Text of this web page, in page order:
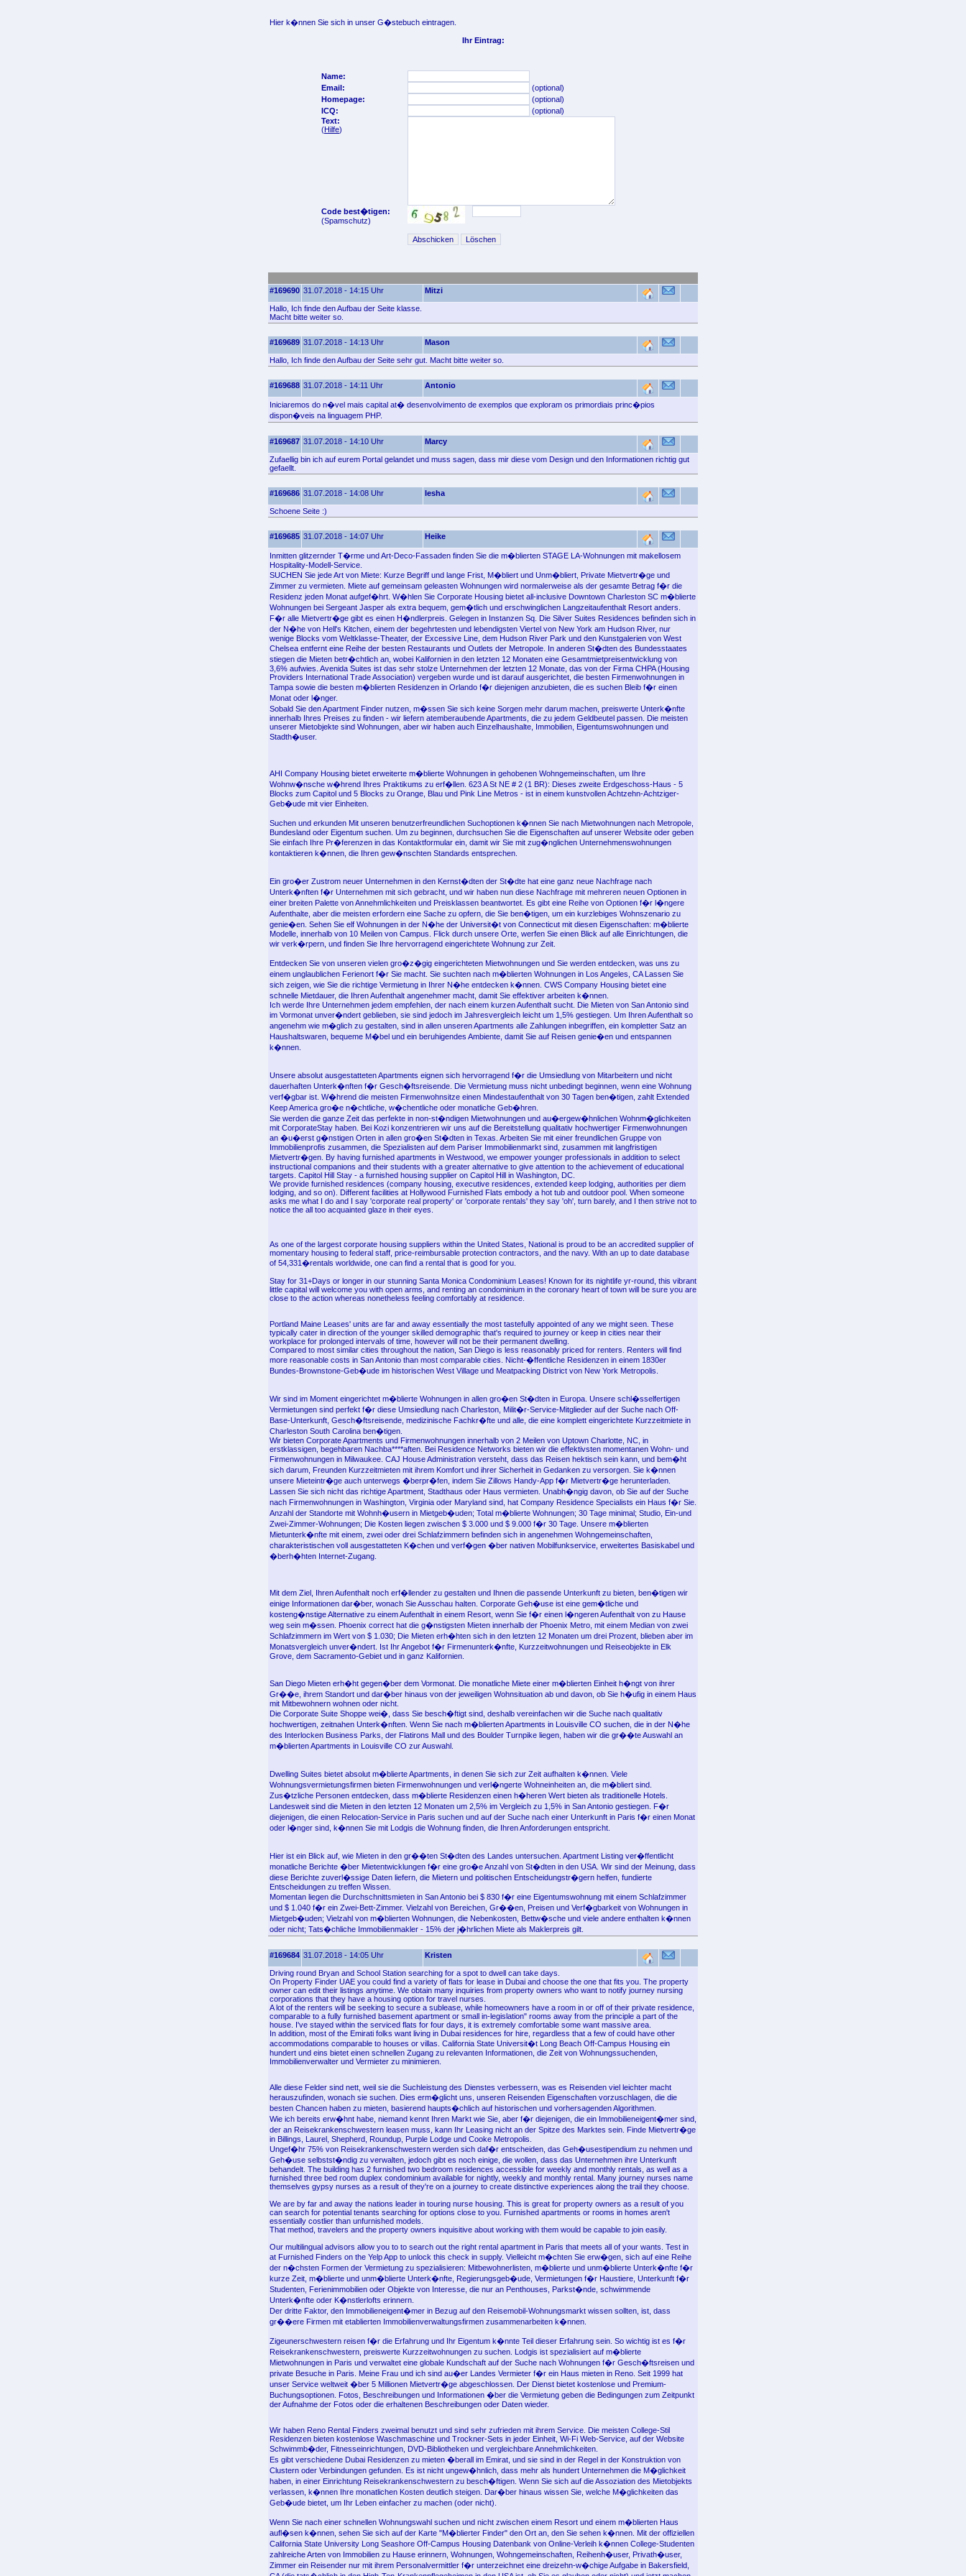
Hier k�nnen Sie sich in unser G�stebuch eintragen.
Ihr Eintrag:
Name:
Email:
(optional)
Homepage:
(optional)
ICQ:
(optional)
Text:
(Hilfe)
Code best�tigen:
(Spamschutz)
#169690 31.07.2018 - 14:15 Uhr Mitzi
Hallo, Ich finde den Aufbau der Seite klasse.
Macht bitte weiter so.
#169689 31.07.2018 - 14:13 Uhr Mason
Hallo, Ich finde den Aufbau der Seite sehr gut. Macht bitte weiter so.
#169688 31.07.2018 - 14:11 Uhr Antonio
Iniciaremos do n�vel mais capital at� desenvolvimento de exemplos que exploram os primordiais princ�pios
dispon�veis na linguagem PHP.
#169687 31.07.2018 - 14:10 Uhr Marcy
Zufaellig bin ich auf eurem Portal gelandet und muss sagen, dass mir diese vom Design und den Informationen richtig gut
gefaellt.
#169686 31.07.2018 - 14:08 Uhr Iesha
Schoene Seite :)
#169685 31.07.2018 - 14:07 Uhr Heike
Inmitten glitzernder T�rme und Art-Deco-Fassaden finden Sie die m�blierten STAGE LA-Wohnungen mit makellosem
Hospitality-Modell-Service.
SUCHEN Sie jede Art von Miete: Kurze Begriff und lange Frist, M�bliert und Unm�bliert, Private Mietvertr�ge und
Zimmer zu vermieten. Miete auf gemeinsam geleasten Wohnungen wird normalerweise als der gesamte Betrag f�r die
Residenz jeden Monat aufgef�hrt. W�hlen Sie Corporate Housing bietet all-inclusive Downtown Charleston SC m�blierte
Wohnungen bei Sergeant Jasper als extra bequem, gem�tlich und erschwinglichen Langzeitaufenthalt Resort anders.
F�r alle Mietvertr�ge gibt es einen H�ndlerpreis. Gelegen in Instanzen Sq. Die Silver Suites Residences befinden sich in
der N�he von Hell's Kitchen, einem der begehrtesten und lebendigsten Viertel von New York am Hudson River, nur
wenige Blocks vom Weltklasse-Theater, der Excessive Line, dem Hudson River Park und den Kunstgalerien von West
Chelsea entfernt eine Reihe der besten Restaurants und Outlets der Metropole. In anderen St�dten des Bundesstaates
stiegen die Mieten betr�chtlich an, wobei Kalifornien in den letzten 12 Monaten eine Gesamtmietpreisentwicklung von
3,6% aufwies. Avenida Suites ist das sehr stolze Unternehmen der letzten 12 Monate, das von der Firma CHPA (Housing
Providers International Trade Association) vergeben wurde und ist darauf ausgerichtet, die besten Firmenwohnungen in
Tampa sowie die besten m�blierten Residenzen in Orlando f�r diejenigen anzubieten, die es suchen Bleib f�r einen
Monat oder l�nger.
Sobald Sie den Apartment Finder nutzen, m�ssen Sie sich keine Sorgen mehr darum machen, preiswerte Unterk�nfte
innerhalb Ihres Preises zu finden - wir liefern atemberaubende Apartments, die zu jedem Geldbeutel passen. Die meisten
unserer Mietobjekte sind Wohnungen, aber wir haben auch Einzelhaushalte, Immobilien, Eigentumswohnungen und
Stadth�user.
AHI Company Housing bietet erweiterte m�blierte Wohnungen in gehobenen Wohngemeinschaften, um Ihre
Wohnw�nsche w�hrend Ihres Praktikums zu erf�llen. 623 A St NE # 2 (1 BR): Dieses zweite Erdgeschoss-Haus - 5
Blocks zum Capitol und 5 Blocks zu Orange, Blau und Pink Line Metros - ist in einem kunstvollen Achtzehn-Achtziger-
Geb�ude mit vier Einheiten.
Suchen und erkunden Mit unseren benutzerfreundlichen Suchoptionen k�nnen Sie nach Mietwohnungen nach Metropole,
Bundesland oder Eigentum suchen. Um zu beginnen, durchsuchen Sie die Eigenschaften auf unserer Website oder geben
Sie einfach Ihre Pr�ferenzen in das Kontaktformular ein, damit wir Sie mit zug�nglichen Unternehmenswohnungen
kontaktieren k�nnen, die Ihren gew�nschten Standards entsprechen.
Ein gro�er Zustrom neuer Unternehmen in den Kernst�dten der St�dte hat eine ganz neue Nachfrage nach
Unterk�nften f�r Unternehmen mit sich gebracht, und wir haben nun diese Nachfrage mit mehreren neuen Optionen in
einer breiten Palette von Annehmlichkeiten und Preisklassen beantwortet. Es gibt eine Reihe von Optionen f�r l�ngere
Aufenthalte, aber die meisten erfordern eine Sache zu opfern, die Sie ben�tigen, um ein kurzlebiges Wohnszenario zu
genie�en. Sehen Sie elf Wohnungen in der N�he der Universit�t von Connecticut mit diesen Eigenschaften: m�blierte
Modelle, innerhalb von 10 Meilen von Campus. Flick durch unsere Orte, werfen Sie einen Blick auf alle Einrichtungen, die
wir verk�rpern, und finden Sie Ihre hervorragend eingerichtete Wohnung zur Zeit.
Entdecken Sie von unseren vielen gro�z�gig eingerichteten Mietwohnungen und Sie werden entdecken, was uns zu
einem unglaublichen Ferienort f�r Sie macht. Sie suchten nach m�blierten Wohnungen in Los Angeles, CA Lassen Sie
sich zeigen, wie Sie die richtige Vermietung in Ihrer N�he entdecken k�nnen. CWS Company Housing bietet eine
schnelle Mietdauer, die Ihren Aufenthalt angenehmer macht, damit Sie effektiver arbeiten k�nnen.
Ich werde Ihre Unternehmen jedem empfehlen, der nach einem kurzen Aufenthalt sucht. Die Mieten von San Antonio sind
im Vormonat unver�ndert geblieben, sie sind jedoch im Jahresvergleich leicht um 1,5% gestiegen. Um Ihren Aufenthalt so
angenehm wie m�glich zu gestalten, sind in allen unseren Apartments alle Zahlungen inbegriffen, ein kompletter Satz an
Haushaltswaren, bequeme M�bel und ein beruhigendes Ambiente, damit Sie auf Reisen genie�en und entspannen
k�nnen.
Unsere absolut ausgestatteten Apartments eignen sich hervorragend f�r die Umsiedlung von Mitarbeitern und nicht
dauerhaften Unterk�nften f�r Gesch�ftsreisende. Die Vermietung muss nicht unbedingt beginnen, wenn eine Wohnung
verf�gbar ist. W�hrend die meisten Firmenwohnsitze einen Mindestaufenthalt von 30 Tagen ben�tigen, zahlt Extended
Keep America gro�e n�chtliche, w�chentliche oder monatliche Geb�hren.
Sie werden die ganze Zeit das perfekte in non-st�ndigen Mietwohnungen und au�ergew�hnlichen Wohnm�glichkeiten
mit CorporateStay haben. Bei Kozi konzentrieren wir uns auf die Bereitstellung qualitativ hochwertiger Firmenwohnungen
an �u�erst g�nstigen Orten in allen gro�en St�dten in Texas. Arbeiten Sie mit einer freundlichen Gruppe von
Immobilienprofis zusammen, die Spezialisten auf dem Pariser Immobilienmarkt sind, zusammen mit langfristigen
Mietvertr�gen. By having furnished apartments in Westwood, we empower younger professionals in addition to select
instructional companions and their students with a greater alternative to give attention to the achievement of educational
targets. Capitol Hill Stay - a furnished housing supplier on Capitol Hill in Washington, DC.
We provide furnished residences (company housing, executive residences, extended keep lodging, authorities per diem
lodging, and so on). Different facilities at Hollywood Furnished Flats embody a hot tub and outdoor pool. When someone
asks me what I do and I say 'corporate real property' or 'corporate rentals' they say 'oh', turn barely, and I then strive not to
notice the all too acquainted glaze in their eyes.
As one of the largest corporate housing suppliers within the United States, National is proud to be an accredited supplier of
momentary housing to federal staff, price-reimbursable protection contractors, and the navy. With an up to date database
of 54,331�rentals worldwide, one can find a rental that is good for you.
Stay for 31+Days or longer in our stunning Santa Monica Condominium Leases! Known for its nightlife yr-round, this vibrant
little capital will welcome you with open arms, and renting an condominium in the coronary heart of town will be sure you are
close to the action whereas nonetheless feeling comfortably at residence.
Portland Maine Leases' units are far and away essentially the most tastefully appointed of any we might seen. These
typically cater in direction of the younger skilled demographic that's required to journey or keep in cities near their
workplace for prolonged intervals of time, however will not be their permanent dwelling.
Compared to most similar cities throughout the nation, San Diego is less reasonably priced for renters. Renters will find
more reasonable costs in San Antonio than most comparable cities. Nicht-�ffentliche Residenzen in einem 1830er
Bundes-Brownstone-Geb�ude im historischen West Village und Meatpacking District von New York Metropolis.
Wir sind im Moment eingerichtet m�blierte Wohnungen in allen gro�en St�dten in Europa. Unsere schl�sselfertigen
Vermietungen sind perfekt f�r diese Umsiedlung nach Charleston, Milit�r-Service-Mitglieder auf der Suche nach Off-
Base-Unterkunft, Gesch�ftsreisende, medizinische Fachkr�fte und alle, die eine komplett eingerichtete Kurzzeitmiete in
Charleston South Carolina ben�tigen.
Wir bieten Corporate Apartments und Firmenwohnungen innerhalb von 2 Meilen von Uptown Charlotte, NC, in
erstklassigen, begehbaren Nachba****aften. Bei Residence Networks bieten wir die effektivsten momentanen Wohn- und
Firmenwohnungen in Milwaukee. CAJ House Administration versteht, dass das Reisen hektisch sein kann, und bem�ht
sich darum, Freunden Kurzzeitmieten mit ihrem Komfort und ihrer Sicherheit in Gedanken zu versorgen. Sie k�nnen
unsere Mieteintr�ge auch unterwegs �berpr�fen, indem Sie Zillows Handy-App f�r Mietvertr�ge herunterladen.
Lassen Sie sich nicht das richtige Apartment, Stadthaus oder Haus vermieten. Unabh�ngig davon, ob Sie auf der Suche
nach Firmenwohnungen in Washington, Virginia oder Maryland sind, hat Company Residence Specialists ein Haus f�r Sie.
Anzahl der Standorte mit Wohnh�usern in Mietgeb�uden; Total m�blierte Wohnungen; 30 Tage minimal; Studio, Ein-und
Zwei-Zimmer-Wohnungen; Die Kosten liegen zwischen $ 3.000 und $ 9.000 f�r 30 Tage. Unsere m�blierten
Mietunterk�nfte mit einem, zwei oder drei Schlafzimmern befinden sich in angenehmen Wohngemeinschaften,
charakteristischen voll ausgestatteten K�chen und verf�gen �ber nativen Mobilfunkservice, erweitertes Basiskabel und
�berh�hten Internet-Zugang.
Mit dem Ziel, Ihren Aufenthalt noch erf�llender zu gestalten und Ihnen die passende Unterkunft zu bieten, ben�tigen wir
einige Informationen dar�ber, wonach Sie Ausschau halten. Corporate Geh�use ist eine gem�tliche und
kosteng�nstige Alternative zu einem Aufenthalt in einem Resort, wenn Sie f�r einen l�ngeren Aufenthalt von zu Hause
weg sein m�ssen. Phoenix correct hat die g�nstigsten Mieten innerhalb der Phoenix Metro, mit einem Median von zwei
Schlafzimmern im Wert von $ 1.030; Die Mieten erh�hten sich in den letzten 12 Monaten um drei Prozent, blieben aber im
Monatsvergleich unver�ndert. Ist Ihr Angebot f�r Firmenunterk�nfte, Kurzzeitwohnungen und Reiseobjekte in Elk
Grove, dem Sacramento-Gebiet und in ganz Kalifornien.
San Diego Mieten erh�ht gegen�ber dem Vormonat. Die monatliche Miete einer m�blierten Einheit h�ngt von ihrer
Gr��e, ihrem Standort und dar�ber hinaus von der jeweiligen Wohnsituation ab und davon, ob Sie h�ufig in einem Haus
mit Mitbewohnern wohnen oder nicht.
Die Corporate Suite Shoppe wei�, dass Sie besch�ftigt sind, deshalb vereinfachen wir die Suche nach qualitativ
hochwertigen, zeitnahen Unterk�nften. Wenn Sie nach m�blierten Apartments in Louisville CO suchen, die in der N�he
des Interlocken Business Parks, der Flatirons Mall und des Boulder Turnpike liegen, haben wir die gr��te Auswahl an
m�blierten Apartments in Louisville CO zur Auswahl.
Dwelling Suites bietet absolut m�blierte Apartments, in denen Sie sich zur Zeit aufhalten k�nnen. Viele
Wohnungsvermietungsfirmen bieten Firmenwohnungen und verl�ngerte Wohneinheiten an, die m�bliert sind.
Zus�tzliche Personen entdecken, dass m�blierte Residenzen einen h�heren Wert bieten als traditionelle Hotels.
Landesweit sind die Mieten in den letzten 12 Monaten um 2,5% im Vergleich zu 1,5% in San Antonio gestiegen. F�r
diejenigen, die einen Relocation-Service in Paris suchen und auf der Suche nach einer Unterkunft in Paris f�r einen Monat
oder l�nger sind, k�nnen Sie mit Lodgis die Wohnung finden, die Ihren Anforderungen entspricht.
Hier ist ein Blick auf, wie Mieten in den gr��ten St�dten des Landes untersuchen. Apartment Listing ver�ffentlicht
monatliche Berichte �ber Mietentwicklungen f�r eine gro�e Anzahl von St�dten in den USA. Wir sind der Meinung, dass
diese Berichte zuverl�ssige Daten liefern, die Mietern und politischen Entscheidungstr�gern helfen, fundierte
Entscheidungen zu treffen Wissen.
Momentan liegen die Durchschnittsmieten in San Antonio bei $ 830 f�r eine Eigentumswohnung mit einem Schlafzimmer
und $ 1.040 f�r ein Zwei-Bett-Zimmer. Vielzahl von Bereichen, Gr��en, Preisen und Verf�gbarkeit von Wohnungen in
Mietgeb�uden; Vielzahl von m�blierten Wohnungen, die Nebenkosten, Bettw�sche und viele andere enthalten k�nnen
oder nicht; Tats�chliche Immobilienmakler - 15% der j�hrlichen Miete als Maklerpreis gilt.
#169684 31.07.2018 - 14:05 Uhr Kristen
Driving round Bryan and School Station searching for a spot to dwell can take days.
On Property Finder UAE you could find a variety of flats for lease in Dubai and choose the one that fits you. The property
owner can edit their listings anytime. We obtain many inquiries from property owners who want to notify journey nursing
corporations that they have a housing option for travel nurses.
A lot of the renters will be seeking to secure a sublease, while homeowners have a room in or off of their private residence,
comparable to a fully furnished basement apartment or small in-legislation" rooms away from the principle a part of the
house. I've stayed within the serviced flats for four days, it is extremely comfortable some want massive area.
In addition, most of the Emirati folks want living in Dubai residences for hire, regardless that a few of could have other
accommodations comparable to houses or villas. California State Universit�t Long Beach Off-Campus Housing ein
hundert und eins bietet einen schnellen Zugang zu relevanten Informationen, die Zeit von Wohnungssuchenden,
Immobilienverwalter und Vermieter zu minimieren.
Alle diese Felder sind nett, weil sie die Suchleistung des Dienstes verbessern, was es Reisenden viel leichter macht
herauszufinden, wonach sie suchen. Dies erm�glicht uns, unseren Reisenden Eigenschaften vorzuschlagen, die die
besten Chancen haben zu mieten, basierend haupts�chlich auf historischen und vorhersagenden Algorithmen.
Wie ich bereits erw�hnt habe, niemand kennt Ihren Markt wie Sie, aber f�r diejenigen, die ein Immobilieneigent�mer sind,
der an Reisekrankenschwestern leasen muss, kann Ihr Leasing nicht an der Spitze des Marktes sein. Finde Mietvertr�ge
in Billings, Laurel, Shepherd, Roundup, Purple Lodge und Cooke Metropolis.
Ungef�hr 75% von Reisekrankenschwestern werden sich daf�r entscheiden, das Geh�usestipendium zu nehmen und
Geh�use selbstst�ndig zu verwalten, jedoch gibt es noch einige, die wollen, dass das Unternehmen ihre Unterkunft
behandelt. The building has 2 furnished two bedroom residences accessible for weekly and monthly rentals, as well as a
furnished three bed room duplex condominium available for nightly, weekly and monthly rental. Many journey nurses name
themselves gypsy nurses as a result of they're on a journey to create distinctive experiences along the trail they choose.
We are by far and away the nations leader in touring nurse housing. This is great for property owners as a result of you
can search for potential tenants searching for options close to you. Furnished apartments or rooms in homes aren't
essentially costlier than unfurnished models.
That method, travelers and the property owners inquisitive about working with them would be capable to join easily.
Our multilingual advisors allow you to to search out the right rental apartment in Paris that meets all of your wants. Test in
at Furnished Finders on the Yelp App to unlock this check in supply. Vielleicht m�chten Sie erw�gen, sich auf eine Reihe
der n�chsten Formen der Vermietung zu spezialisieren: Mitbewohnerlisten, m�blierte und unm�blierte Unterk�nfte f�r
kurze Zeit, m�blierte und unm�blierte Unterk�nfte, Regierungsgeb�ude, Vermietungen f�r Haustiere, Unterkunft f�r
Studenten, Ferienimmobilien oder Objekte von Interesse, die nur an Penthouses, Parkst�nde, schwimmende
Unterk�nfte oder K�nstlerlofts erinnern.
Der dritte Faktor, den Immobilieneigent�mer in Bezug auf den Reisemobil-Wohnungsmarkt wissen sollten, ist, dass
gr��ere Firmen mit etablierten Immobilienverwaltungsfirmen zusammenarbeiten k�nnen.
Zigeunerschwestern reisen f�r die Erfahrung und Ihr Eigentum k�nnte Teil dieser Erfahrung sein. So wichtig ist es f�r
Reisekrankenschwestern, preiswerte Kurzzeitwohnungen zu suchen. Lodgis ist spezialisiert auf m�blierte
Mietwohnungen in Paris und verwaltet eine globale Kundschaft auf der Suche nach Wohnungen f�r Gesch�ftsreisen und
private Besuche in Paris. Meine Frau und ich sind au�er Landes Vermieter f�r ein Haus mieten in Reno. Seit 1999 hat
unser Service weltweit �ber 5 Millionen Mietvertr�ge abgeschlossen. Der Dienst bietet kostenlose und Premium-
Buchungsoptionen. Fotos, Beschreibungen und Informationen �ber die Vermietung geben die Bedingungen zum Zeitpunkt
der Aufnahme der Fotos oder die erhaltenen Beschreibungen oder Daten wieder.
Wir haben Reno Rental Finders zweimal benutzt und sind sehr zufrieden mit ihrem Service. Die meisten College-Stil
Residenzen bieten kostenlose Waschmaschine und Trockner-Sets in jeder Einheit, Wi-Fi Web-Service, auf der Website
Schwimmb�der, Fitnesseinrichtungen, DVD-Bibliotheken und vergleichbare Annehmlichkeiten.
Es gibt verschiedene Dubai Residenzen zu mieten �berall im Emirat, und sie sind in der Regel in der Konstruktion von
Clustern oder Verbindungen gefunden. Es ist nicht ungew�hnlich, dass mehr als hundert Unternehmen die M�glichkeit
haben, in einer Einrichtung Reisekrankenschwestern zu besch�ftigen. Wenn Sie sich auf die Assoziation des Mietobjekts
verlassen, k�nnen Ihre monatlichen Kosten deutlich steigen. Dar�ber hinaus wissen Sie, welche M�glichkeiten das
Geb�ude bietet, um Ihr Leben einfacher zu machen (oder nicht).
Wenn Sie nach einer schnellen Wohnungswahl suchen und nicht zwischen einem Resort und einem m�blierten Haus
aufl�sen k�nnen, sehen Sie sich auf der Karte "M�blierter Finder" den Ort an, den Sie sehen k�nnen. Mit der offiziellen
California State University Long Seashore Off-Campus Housing Datenbank von Online-Verleih k�nnen College-Studenten
zahlreiche Arten von Immobilien zu Hause erinnern, Wohnungen, Wohngemeinschaften, Reihenh�user, Privath�user,
Zimmer ein Reisender nur mit ihrem Personalvermittler f�r unterzeichnet eine dreizehn-w�chige Aufgabe in Bakersfield,